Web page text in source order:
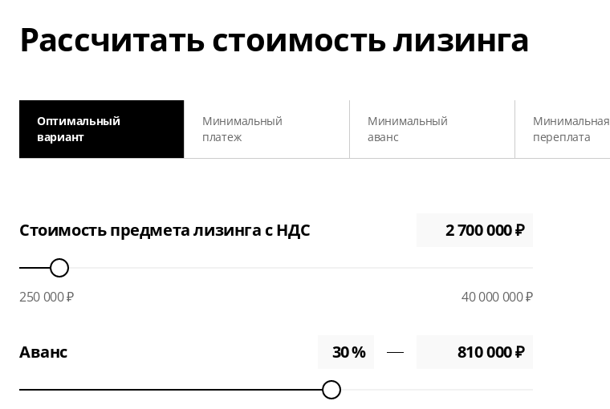
Рассчитать стоимость лизинга
Оптимальный
вариант
Минимальный
платеж
Минимальный
аванс
Минимальная
переплата
Стоимость предмета лизинга с НДС
250 000 ₽ 40 000 000 ₽
Аванс